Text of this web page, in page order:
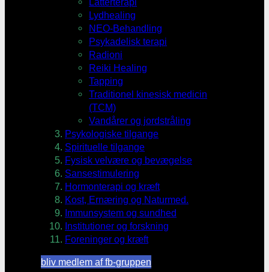
Lydhealing
NEO-Behandling
Psykadelisk terapi
Radioni
Reiki Healing
Tapping
Traditionel kinesisk medicin
(TCM)
Vandårer og jordstråling
Psykologiske tilgange
Spirituelle tilgange
Fysisk velvære og bevægelse
Sansestimulering
Hormonterapi og kræft
Kost, Ernæring og Naturmed.
Immunsystem og sundhed
Institutioner og forskning
Foreninger og kræft
bliv medlem af fb-gruppen